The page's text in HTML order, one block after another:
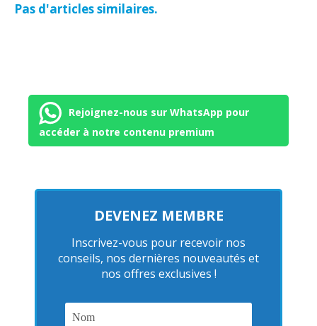
Pas d'articles similaires.
Rejoignez-nous sur WhatsApp pour
accéder à notre contenu premium
DEVENEZ MEMBRE
Inscrivez-vous pour recevoir nos
conseils, nos dernières nouveautés et
nos offres exclusives !